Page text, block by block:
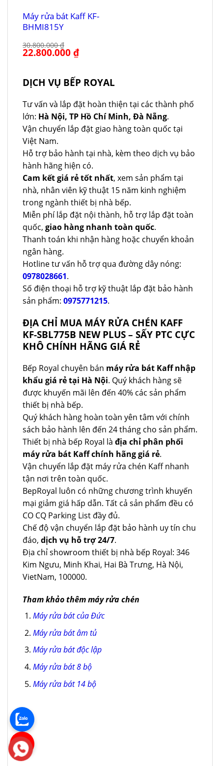
Máy rửa bát Kaff KF-
BHMI815Y
30.800.000₫
Giá
gốc
22.800.000₫Giá
hiện
DỊCH VỤ BẾP ROYAL
Tư vấn và lắp đặt hoàn thiện tại các thành phố
lớn: Hà Nội, TP Hồ Chí Minh, Đà Nẵng.
Vận chuyển lắp đặt giao hàng toàn quốc tại
Việt Nam.
Hỗ trợ bảo hành tại nhà, kèm theo dịch vụ bảo
hành hãng hiện có.
Cam kết giá rẻ tốt nhất, xem sản phẩm tại
nhà, nhân viên kỹ thuật 15 năm kinh nghiệm
trong ngành thiết bị nhà bếp.
Miễn phí lắp đặt nội thành, hỗ trợ lắp đặt toàn
quốc, giao hàng nhanh toàn quốc.
Thanh toán khi nhận hàng hoặc chuyển khoản
ngân hàng.
Hotline tư vấn hỗ trợ qua đường dây nóng:
0978028661.
Số điện thoại hỗ trợ kỹ thuật lắp đặt bảo hành
sản phẩm: 0975771215.
ĐỊA CHỈ MUA MÁY RỬA CHÉN KAFF
KF-SBL775B NEW PLUS – SẤY PTC CỰC
KHÔ CHÍNH HÃNG GIÁ RẺ
Bếp Royal chuyên bán máy rửa bát Kaff nhập
khẩu giá rẻ tại Hà Nội. Quý khách hàng sẽ
được khuyến mãi lên đến 40% các sản phẩm
thiết bị nhà bếp.
Quý khách hàng hoàn toàn yên tâm với chính
sách bảo hành lên đến 24 tháng cho sản phẩm.
Thiết bị nhà bếp Royal là địa chỉ phân phối
máy rửa bát Kaff chính hãng giá rẻ.
Vận chuyển lắp đặt máy rửa chén Kaff nhanh
tận nơi trên toàn quốc.
BepRoyal luôn có những chương trình khuyến
mại giảm giá hấp dẫn. Tất cả sản phẩm đều có
CO CQ Parking List đầy đủ.
Chế độ vận chuyển lắp đặt bảo hành uy tín chu
đáo, dịch vụ hỗ trợ 24/7.
Địa chỉ showroom thiết bị nhà bếp Royal: 346
Kim Ngưu, Minh Khai, Hai Bà Trưng, Hà Nội,
VietNam, 100000.
Tham khảo thêm máy rửa chén
Máy rửa bát của Đức
Máy rửa bát âm tủ
Máy rửa bát độc lập
Máy rửa bát 8 bộ
Máy rửa bát 14 bộ